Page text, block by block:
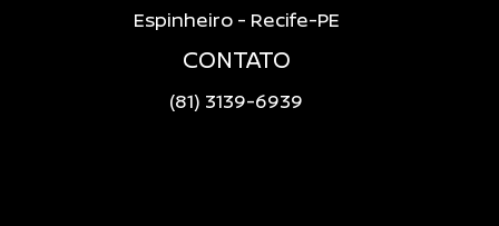
Espinheiro - Recife-PE
CONTATO
(81) 3139-6939